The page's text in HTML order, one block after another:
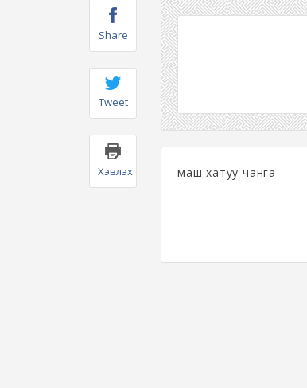
Share
Tweet
Хэвлэх маш хатуу чанга